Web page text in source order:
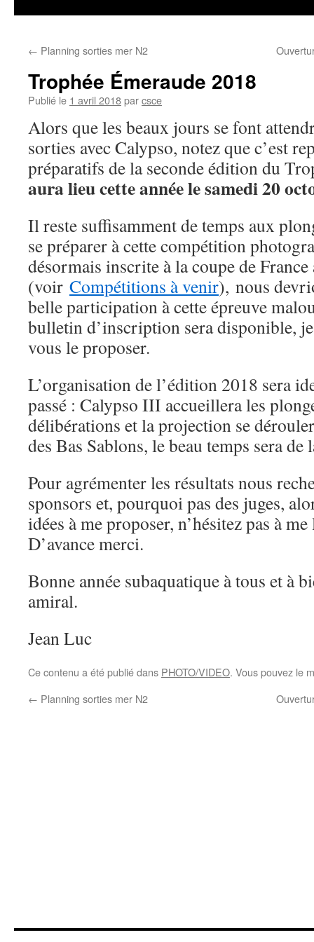
← Planning sorties mer N2
Trophée Émeraude 2018
Publié le 1 avril 2018parcsce
Alors que les beaux jours se font
sorties avec Calypso, notez que c’est
préparatifs de la seconde édition du
aura lieu cette année le samedi 20
Il reste suffisamment de temps aux
se préparer à cette compétition
désormais inscrite à la coupe de
(voir Compétitions à venir), nous
belle participation à cette épreuve
bulletin d’inscription sera disponible,
vous le proposer.
L’organisation de l’édition 2018 sera
passé : Calypso III accueillera les
délibérations et la projection se
des Bas Sablons, le beau temps sera
Pour agrémenter les résultats nous
sponsors et, pourquoi pas des juges,
idées à me proposer, n’hésitez pas à
D’avance merci.
Bonne année subaquatique à tous et à
amiral.
Jean Luc
Ce contenu a été publié dans PHOTO/VIDEO. Vous pouvez le
← Planning sorties mer N2